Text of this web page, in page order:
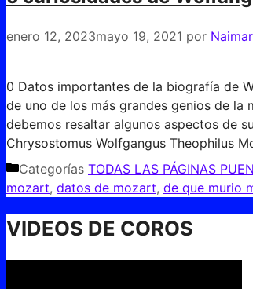
enero 12, 2023mayo 19, 2021 por
0 Datos importantes de la biografía de
de uno de los más grandes genios de la
debemos resaltar algunos aspectos de
Chrysostomus Wolfgangus Theophilus
Categorías TODAS LAS PÁGINAS
mozart, datos de mozart, de que murio
VIDEOS DE COROS